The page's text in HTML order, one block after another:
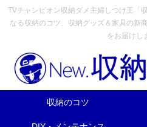
TVチャンピオン収納ダメ主婦しつけ王「
なる収納のコツ、収納グッズ＆家具の新
をお届けし
収納のコツ